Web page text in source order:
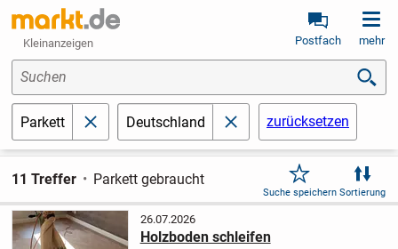
Kleinanzeigen Postfach mehr
Suchen
Parkett schließenDeutschland schließenzurücksetzen
11 Treffer Parkett gebraucht
Suche speichern Sortierung
26.07.2026
Holzboden schleifen